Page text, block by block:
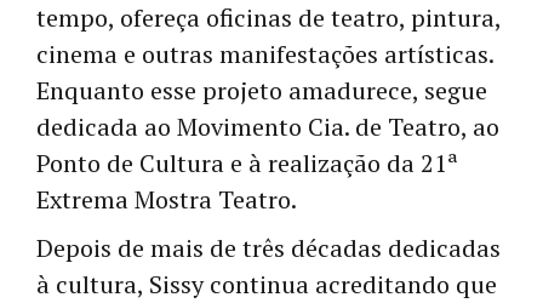
tempo, ofereça oficinas de teatro, pintura,
cinema e outras manifestações artísticas.
Enquanto esse projeto amadurece, segue
dedicada ao Movimento Cia. de Teatro, ao
Ponto de Cultura e à realização da 21ª
Extrema Mostra Teatro.
Depois de mais de três décadas dedicadas
à cultura, Sissy continua acreditando que